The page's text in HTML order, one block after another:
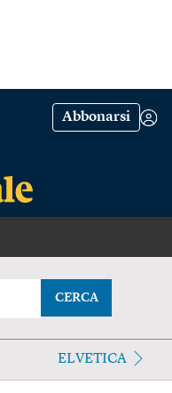
Abbonarsi
CERCA
ELVETICA